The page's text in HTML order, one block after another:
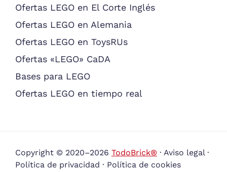
Ofertas LEGO en El Corte Inglés
Ofertas LEGO en Alemania
Ofertas LEGO en ToysRUs
Ofertas «LEGO» CaDA
Bases para LEGO
Ofertas LEGO en tiempo real
Copyright © 2020–2026 TodoBrick® · Aviso legal·
Política de privacidad · Política de cookies